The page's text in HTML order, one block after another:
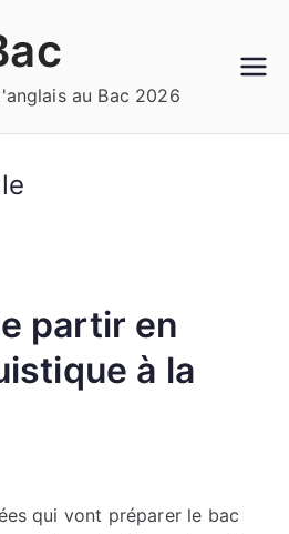
au Bac 2026
partir en
à la
qui vont préparer le bac